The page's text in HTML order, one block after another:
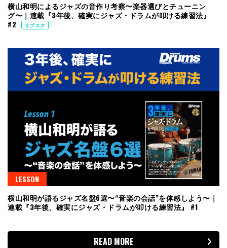
横山和明によるジャズの音作り考察〜楽器選びとチューニン
グ〜｜連載『3年後、確実にジャズ・ドラムが叩ける練習法』
#2
サブスク
LESSON
横山和明が語るジャズ名盤6選〜“音楽の会話”を体感しよう〜｜
連載『3年後、確実にジャズ・ドラムが叩ける練習法』 #1
READ MORE